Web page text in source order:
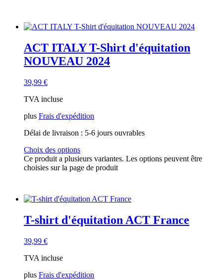
ACT ITALY T-Shirt d'équitation
NOUVEAU 2024
39,99 €
TVA incluse
plus Frais d'expédition
Délai de livraison : 5-6 jours ouvrables
Choix des options
Ce produit a plusieurs variantes. Les options peuvent être
choisies sur la page de produit
T-shirt d'équitation ACT France
39,99 €
TVA incluse
plus Frais d'expédition